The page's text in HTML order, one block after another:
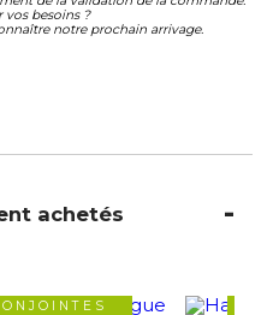
vos besoins ?
notre prochain arrivage.
achetés